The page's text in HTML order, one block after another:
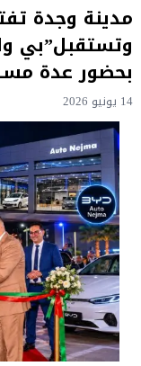
مدينة وجدة
بحضور عدة
14 يونيو 2026